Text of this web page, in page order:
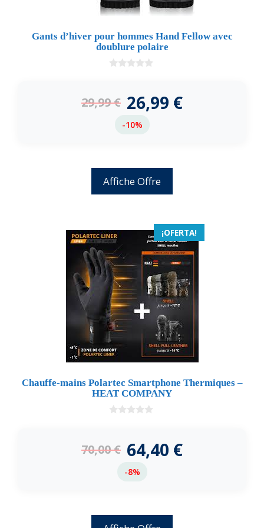
Gants d’hiver pour hommes Hand Fellow avec
doublure polaire
5
29,99€ 26,99 €
-10%
Affiche Offre
¡OFERTA!
Chauffe-mains Polartec Smartphone Thermiques –
HEAT COMPANY
5
70,00€ 64,40 €
-8%